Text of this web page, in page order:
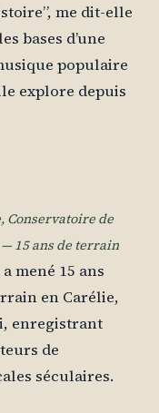
me dit-elle
bases d’une
populaire
explore depuis
Conservatoire de
15 ans de terrain
mené 15 ans
en Carélie,
enregistrant
de
séculaires.